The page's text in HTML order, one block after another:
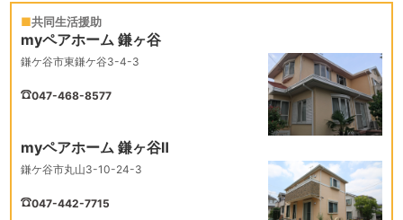
共同生活援助
myペアホーム 鎌ヶ谷
鎌ケ谷市東鎌ケ谷3-4-3
047-468-8577
myペアホーム 鎌ヶ谷Ⅱ
鎌ケ谷市丸山3-10-24-3
047-442-7715